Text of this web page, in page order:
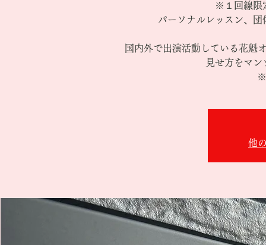
※１回線限
パーソナルレッスン、
国内外で出演活動している花魁
見せ方をマ
※
他